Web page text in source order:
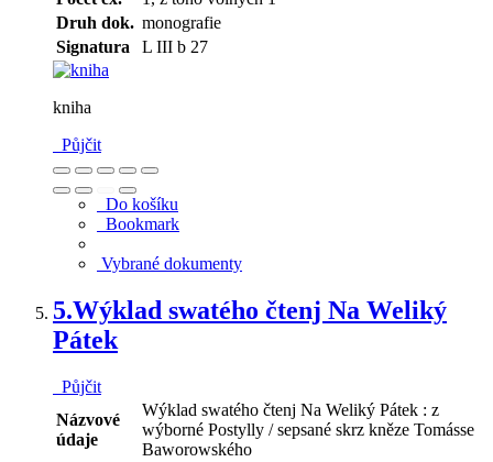
Druh dok. monografie
Signatura
L III b 27
kniha
Půjčit
Do košíku
Bookmark
Vybrané dokumenty
5.Wýklad swatého čtenj Na Weliký
Pátek
Půjčit
Názvové
údaje
Wýklad swatého čtenj Na Weliký Pátek : z
wýborné Postylly / sepsané skrz kněze Tomásse
Baworowského